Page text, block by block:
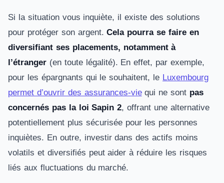
Si la situation vous inquiète, il existe des solutions
pour protéger son argent.Cela pourra se faire en
diversifiant ses placements, notamment à
l’étranger (en toute légalité). En effet, par exemple,
pour les épargnants qui le souhaitent, le Luxembourg
permet d’ouvrir des assurances-viequi ne sont pas
concernés pas la loi Sapin 2, offrant une alternative
potentiellement plus sécurisée pour les personnes
inquiètes. En outre, investir dans des actifs moins
volatils et diversifiés peut aider à réduire les risques
liés aux fluctuations du marché.